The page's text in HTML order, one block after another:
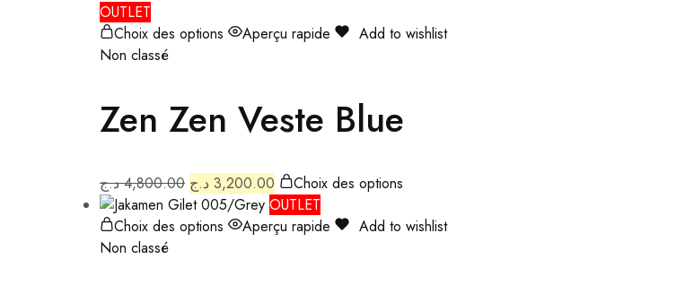
OUTLET
Choix des options
Aperçu rapide
Add to wishlist
Non classé
Zen Zen Veste Blue
4,800.00 د.ج 3,200.00 د.ج
Choix des options
OUTLET
Choix des options
Aperçu rapide
Add to wishlist
Non classé